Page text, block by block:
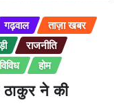
गढ़वाल
ताज़ा खबर
राजनीति
विविध होम
ने की